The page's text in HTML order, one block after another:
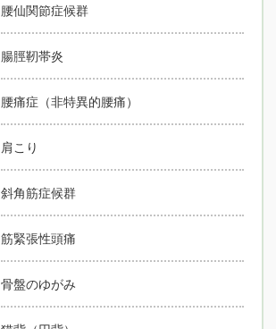
腰仙関節症候群
腸脛靭帯炎
腰痛症（非特異的腰痛）
肩こり
斜角筋症候群
筋緊張性頭痛
骨盤のゆがみ